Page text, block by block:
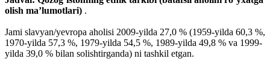
olish maʼlumotlari) .
Jami slavyan/yevropa aholisi 2009-yilda 27,0 % (1959-yilda 60,3 %,
1970-yilda 57,3 %, 1979-yilda 54,5 %, 1989-yilda 49,8 % va 1999-
yilda 39,0 % bilan solishtirganda) ni tashkil etgan.